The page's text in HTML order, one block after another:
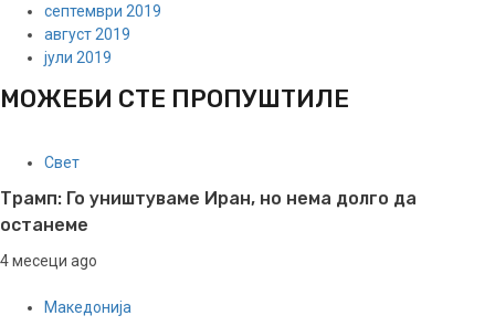
септември 2019
август 2019
јули 2019
МОЖЕБИ СТЕ ПРОПУШТИЛЕ
Свет
Трамп: Го уништуваме Иран, но нема долго да
останеме
4 месеци ago
Македонија